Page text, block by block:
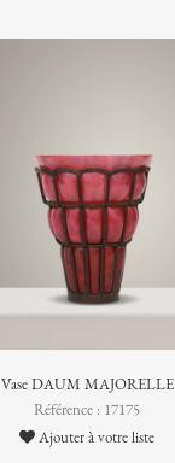
Vase DAUM MAJORELLE
Référence : 17175
Ajouter à votre liste